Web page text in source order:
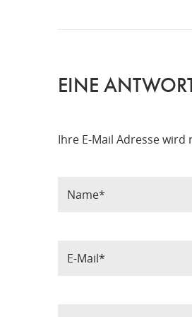
EINE
Ihre E-Mail Adresse